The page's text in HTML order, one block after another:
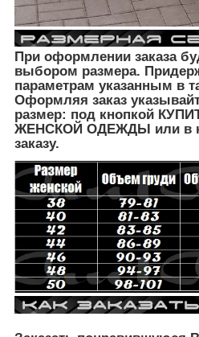
При оформлении заказа
выбором размера.
параметрам указанным в
Оформляя заказ
размер: под кнопкой
ЖЕНСКОЙ ОДЕЖДЫ или в
заказу.